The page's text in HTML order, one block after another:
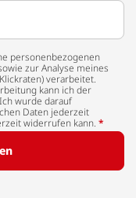
personenbezogenen
zur Analyse meines
verarbeitet.
kann ich der
wurde darauf
Daten jederzeit
widerrufen kann. *